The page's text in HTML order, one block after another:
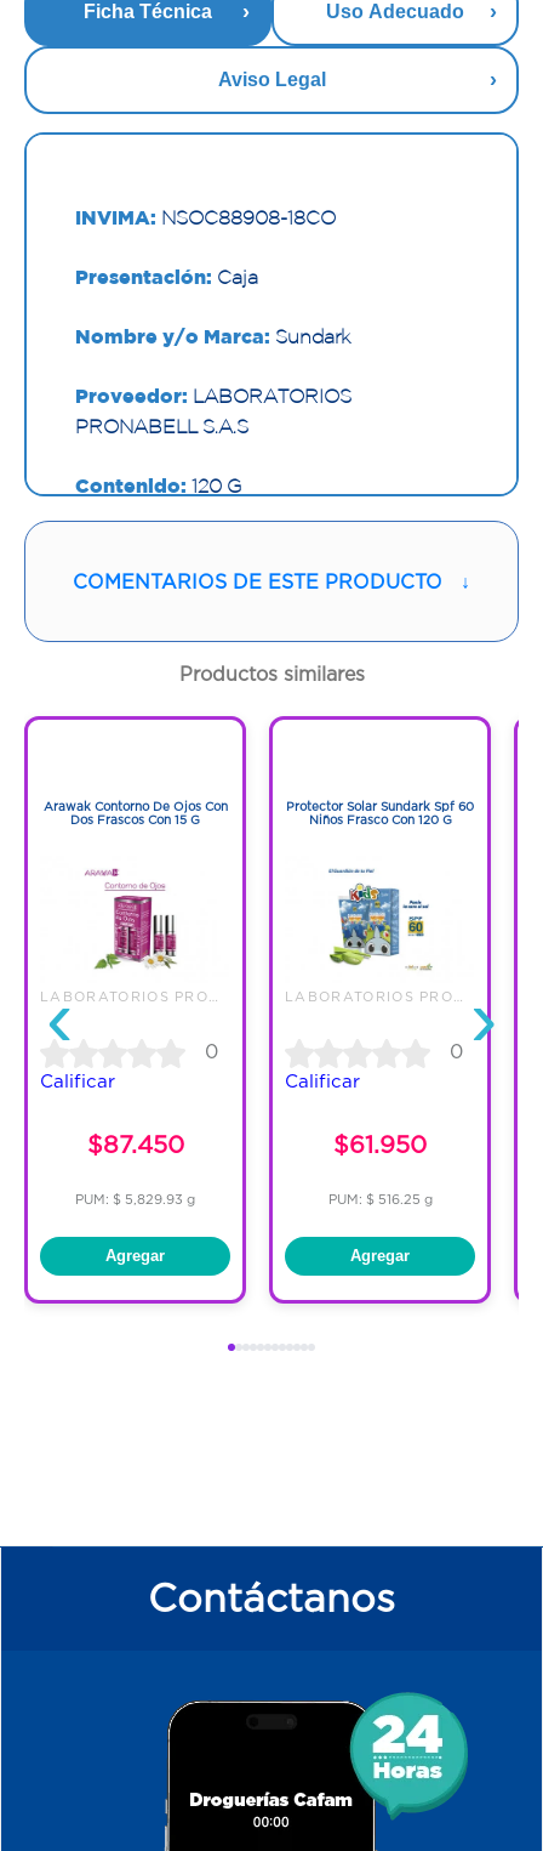
Ficha Técnica Uso Adecuado
Aviso Legal
INVIMA: NSOC88908-18CO
Presentación: Caja
Nombre y/o Marca: Sundark
Proveedor: LABORATORIOS
PRONABELL S.A.S
Contenido: 120 G
COMENTARIOS DE ESTE PRODUCTO ↓
Productos similares
‹
Arawak Contorno De Ojos Con
Dos Frascos Con 15 G
0
Calificar
$87.450
PUM: $ 5,829.93 g
Agregar
Protector Solar Sundark Spf 60
Niños Frasco Con 120 G
0
Calificar
$61.950
PUM: $ 516.25 g
Agregar
›
Contáctanos